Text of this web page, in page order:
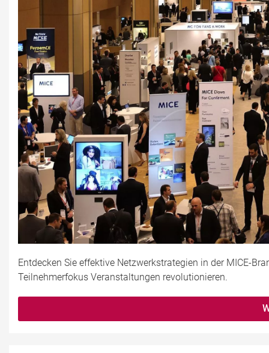
Entdecken Sie effektive Netzwerkstrategien in der MICE-
Teilnehmerfokus Veranstaltungen revolutionieren.